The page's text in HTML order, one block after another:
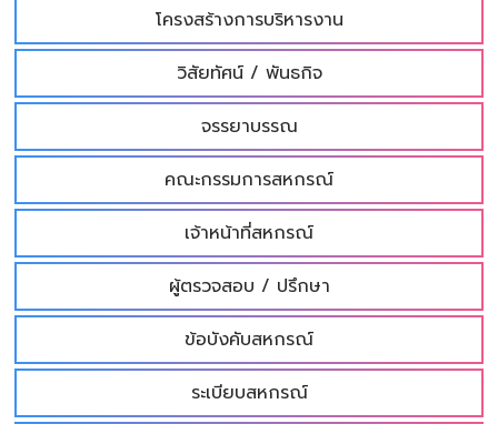
โครงสร้างการบริหารงาน
วิสัยทัศน์ / พันธกิจ
จรรยาบรรณ
คณะกรรมการสหกรณ์
เจ้าหน้าที่สหกรณ์
ผู้ตรวจสอบ / ปรึกษา
ข้อบังคับสหกรณ์
ระเบียบสหกรณ์